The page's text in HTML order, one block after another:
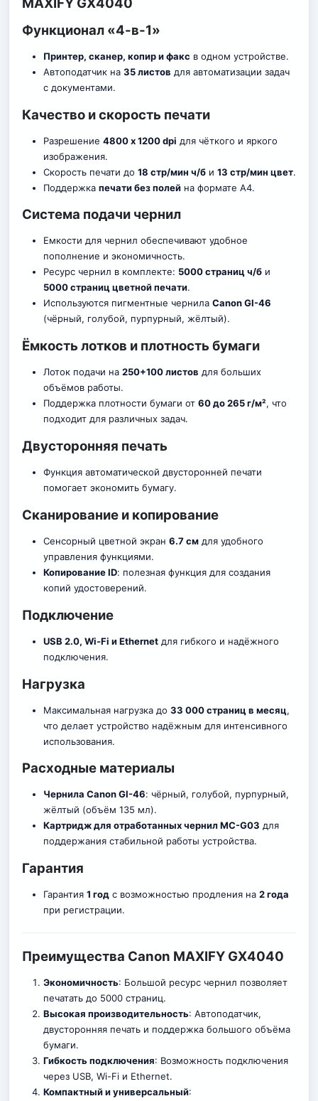
Функционал «4-в-1»
Принтер, сканер, копир и факс в одном устройстве.
Автоподатчик на 35 листов для автоматизации задач
с документами.
Качество и скорость печати
Разрешение 4800 х 1200 dpi для чёткого и яркого
изображения.
Скорость печати до 18 стр/мин ч/би 13 стр/мин цвет.
Поддержка печати без полейна формате A4.
Система подачи чернил
Емкости для чернил обеспечивают удобное
пополнение и экономичность.
Ресурс чернил в комплекте: 5000 страниц ч/би
5000 страниц цветной печати.
Используются пигментные чернила Canon GI-46
(чёрный, голубой, пурпурный, жёлтый).
Ёмкость лотков и плотность бумаги
Лоток подачи на 250+100 листов для больших
объёмов работы.
Поддержка плотности бумаги от 60 до 265 г/м², что
подходит для различных задач.
Двусторонняя печать
Функция автоматической двусторонней печати
помогает экономить бумагу.
Сканирование и копирование
Сенсорный цветной экран 6.7 смдля удобного
управления функциями.
Копирование ID: полезная функция для создания
копий удостоверений.
Подключение
USB 2.0, Wi-Fi и Ethernetдля гибкого и надёжного
подключения.
Нагрузка
Максимальная нагрузка до 33 000 страниц в месяц,
что делает устройство надёжным для интенсивного
использования.
Расходные материалы
Чернила Canon GI-46: чёрный, голубой, пурпурный,
жёлтый (объём 135 мл).
Картридж для отработанных чернил MC-G03 для
поддержания стабильной работы устройства.
Гарантия
Гарантия 1 годс возможностью продления на 2 года
при регистрации.
Преимущества Canon MAXIFY GX4040
Экономичность: Большой ресурс чернил позволяет
печатать до 5000 страниц.
Высокая производительность: Автоподатчик,
двусторонняя печать и поддержка большого объёма
бумаги.
Гибкость подключения: Возможность подключения
через USB, Wi-Fi и Ethernet.
Компактный и универсальный: